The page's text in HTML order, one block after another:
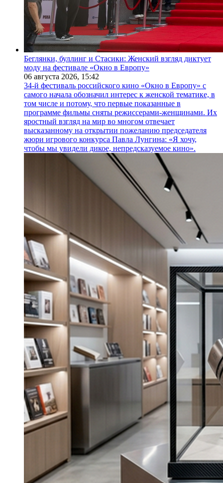
Беглянки, буллинг и Стасики: Женский взгляд диктует
моду на фестивале «Окно в Европу»
06 августа 2026, 15:42
34-й фестиваль российского кино «Окно в Европу» с
самого начала обозначил интерес к женской тематике, в
том числе и потому, что первые показанные в
программе фильмы сняты режиссерами-женщинами. Их
яростный взгляд на мир во многом отвечает
высказанному на открытии пожеланию председателя
жюри игрового конкурса Павла Лунгина: «Я хочу,
чтобы мы увидели дикое, непредсказуемое кино».